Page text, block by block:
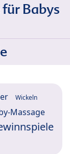
Babys
Wickeln
Massage